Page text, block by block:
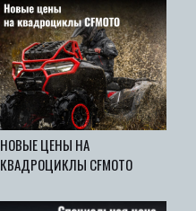
НОВЫЕ ЦЕНЫ НА
КВАДРОЦИКЛЫ CFMOTO